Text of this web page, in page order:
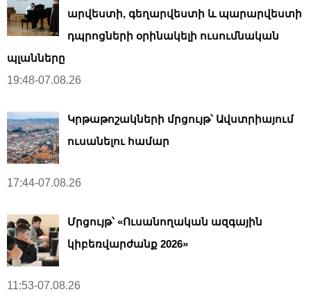
արվեստի, գեղարվեստի և պարարվեստի
դպրոցների օրինակելի ուսումնական
պլանները
19:48-07.08.26
Կրթաթոշակների մրցույթ՝ Ավստրիայում
ուսանելու համար
17:44-07.08.26
Մրցույթ՝ «Ուսանողական ազգային
կիբեռվարժանք 2026»
11:53-07.08.26